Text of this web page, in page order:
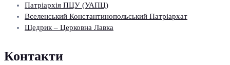
Патріархія ПЦУ (УАПЦ)
Вселенський Константинопольський Патріархат
Щедрик – Церковна Лавка
Контакти